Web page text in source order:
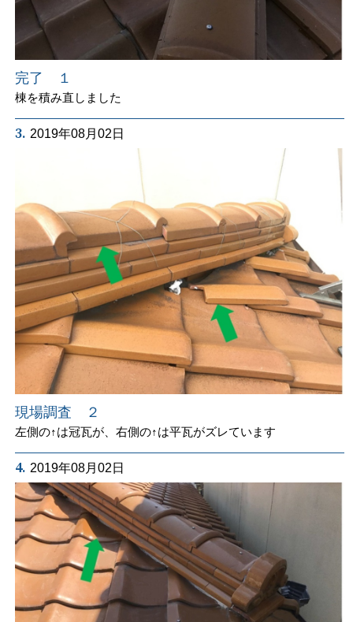
完了 １
棟を積み直しました
3. 2019年08月02日
現場調査 ２
左側の↑は冠瓦が、右側の↑は平瓦がズレています
4. 2019年08月02日